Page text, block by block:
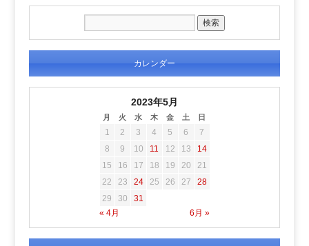
カレンダー
2023年5月
月 火 水 木 金 土 日
« 4月 6月 »
1 2 3 4 5 6
7
8
9 10 11 12 13
14
15
16 17 18 19 20
21
22
23 24 25 26 27
28
29
30 31